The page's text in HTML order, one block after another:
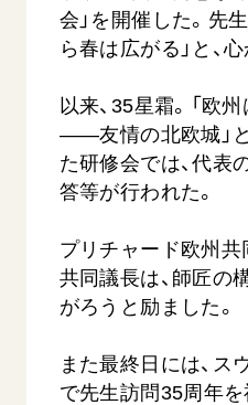
【被爆証言】「原爆の子
広島県 早志百…
2026.08.06
SDGs 平和
証言 広島
会」を開催した。先
ら春は広がる」と、
以来、35星霜。「欧
――友情の北欧城」
た研修会では、代表
答等が行われた。
プリチャード欧州共
共同議長は、師匠の
がろうと励ました。
また最終日には、ス
で先生訪問35周年